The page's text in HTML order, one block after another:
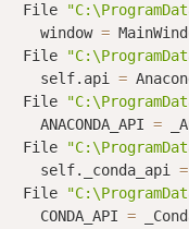
  File
    window
=
  File
    self.api
=
  File
    ANACONDA_API
=
  File
    self._conda_api
=
  File
    CONDA_API
=